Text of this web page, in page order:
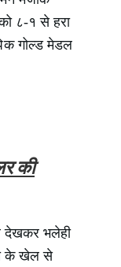
८-१ से हरा
गोल्ड मेडल
की
देखकर भलेही
के खेल से